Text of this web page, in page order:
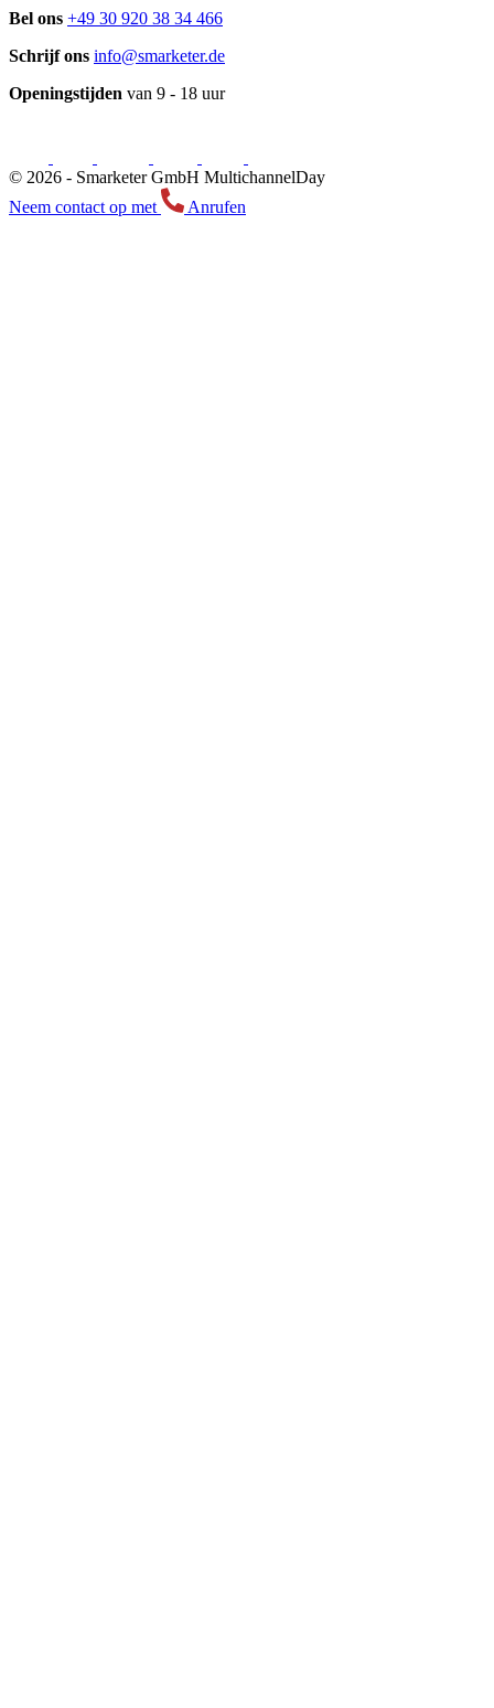
Bel ons +49 30 920 38 34 466
Schrijf ons info@smarketer.de
Openingstijden van 9 - 18 uur
© 2026 - Smarketer GmbH MultichannelDay
Neem contact op met
Anrufen